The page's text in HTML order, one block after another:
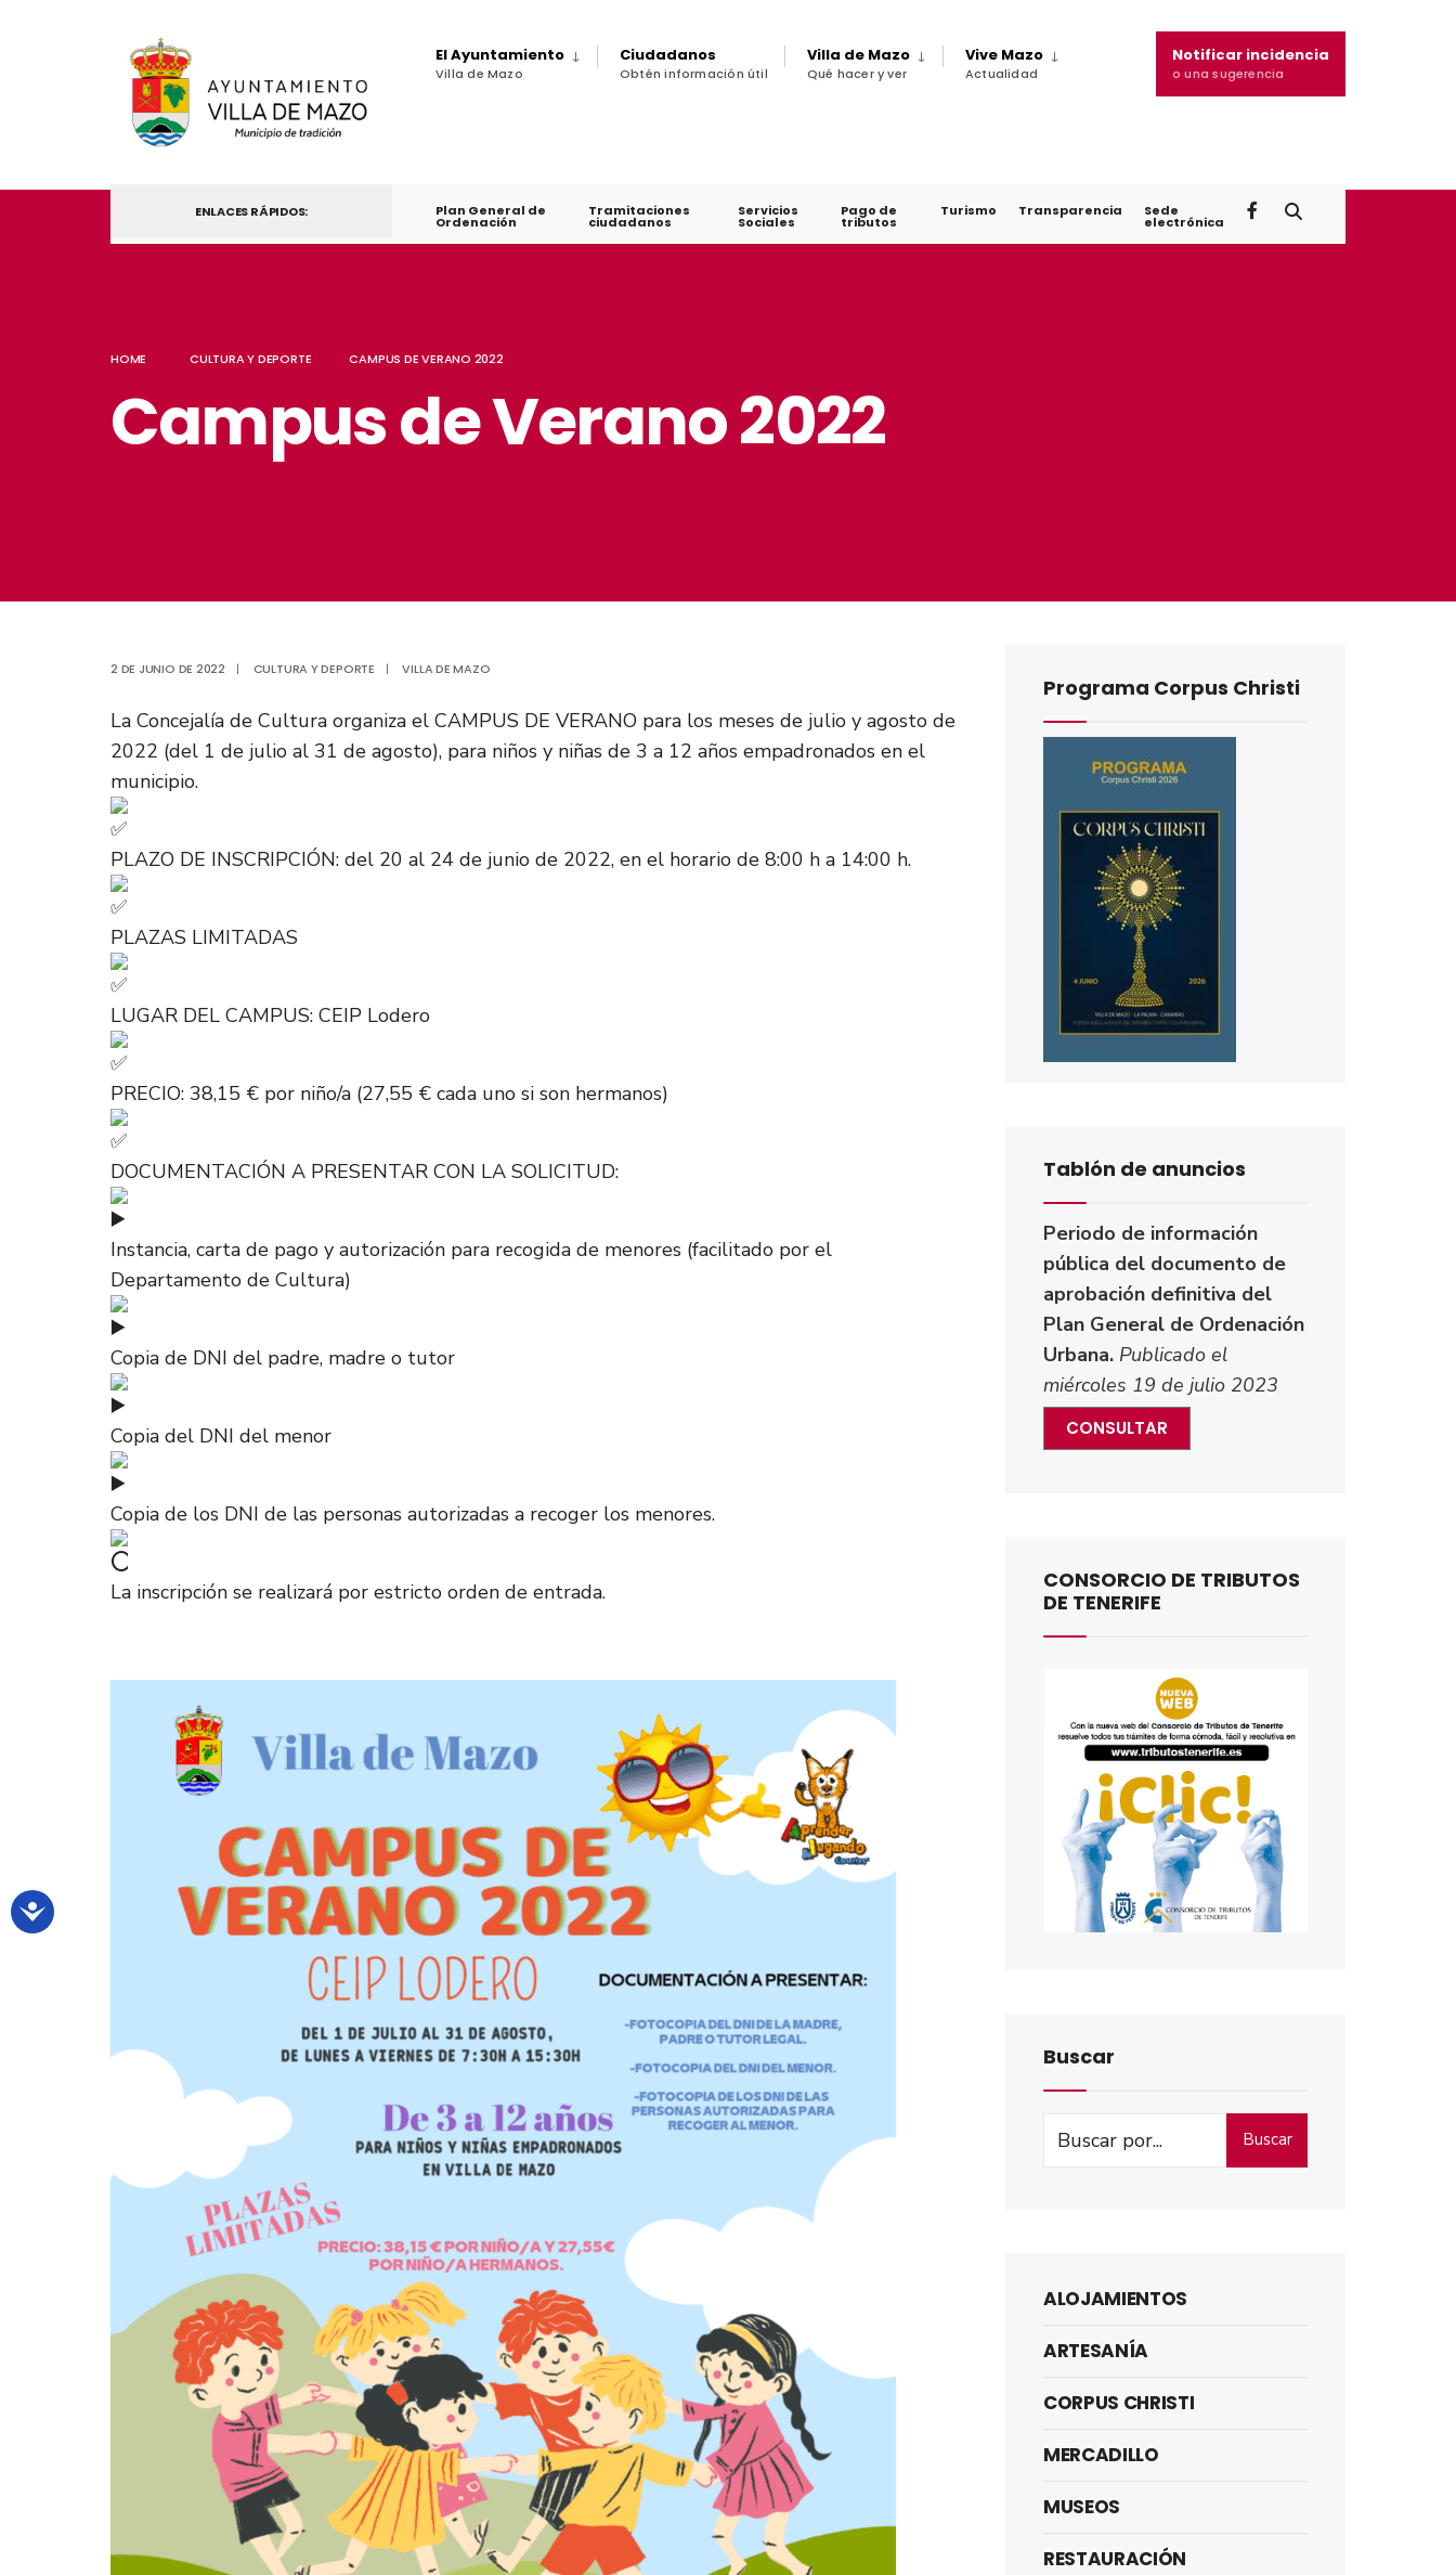
El Ayuntamiento
Villa de Mazo
Ciudadanos
Obtén información útil
Villa de Mazo
Qué hacer y ver
Vive Mazo
Actualidad
Notificar incidencia
o una sugerencia
ENLACES RÁPIDOS: Plan General de
Ordenación
Tramitaciones
ciudadanos
Servicios
Sociales
Pago de
tributos
Turismo Transparencia Sede
electrónica
HOME CULTURA Y DEPORTE CAMPUS DE VERANO 2022
Campus de Verano 2022
2 DE JUNIO DE 2022 | CULTURA Y DEPORTE | VILLA DE MAZO
La Concejalía de Cultura organiza el CAMPUS DE VERANO para los meses de julio y agosto de
2022 (del 1 de julio al 31 de agosto), para niños y niñas de 3 a 12 años empadronados en el
municipio.
PLAZO DE INSCRIPCIÓN: del 20 al 24 de junio de 2022, en el horario de 8:00 h a 14:00 h.
PLAZAS LIMITADAS
LUGAR DEL CAMPUS: CEIP Lodero
PRECIO: 38,15 € por niño/a (27,55 € cada uno si son hermanos)
DOCUMENTACIÓN A PRESENTAR CON LA SOLICITUD:
Instancia, carta de pago y autorización para recogida de menores (facilitado por el
Departamento de Cultura)
Copia de DNI del padre, madre o tutor
Copia del DNI del menor
Copia de los DNI de las personas autorizadas a recoger los menores.
La inscripción se realizará por estricto orden de entrada.
Programa Corpus Christi
Tablón de anuncios
Periodo de información
pública del documento de
aprobación definitiva del
Plan General de Ordenación
Urbana. Publicado el
miércoles 19 de julio 2023
CONSULTAR
CONSORCIO DE TRIBUTOS
DE TENERIFE
Buscar
Buscar
ALOJAMIENTOS
ARTESANÍA
CORPUS CHRISTI
MERCADILLO
MUSEOS
RESTAURACIÓN